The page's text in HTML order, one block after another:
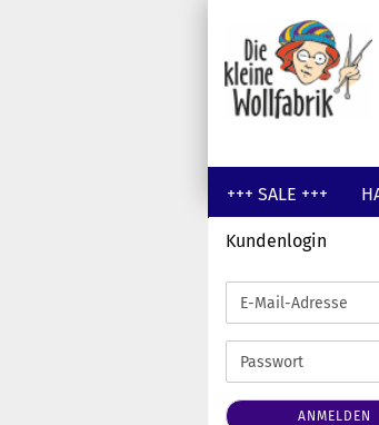
+++ SALE +++
GUTSCHEINE
Kundenlogin
E-
Mail-
Adresse
Passwort
ANMELDEN